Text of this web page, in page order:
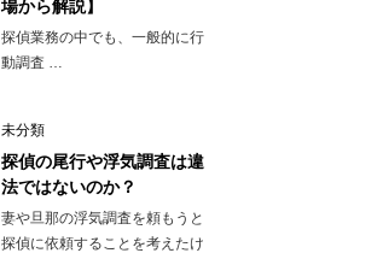
場から解説】
探偵業務の中でも、一般的に行
動調査 …
未分類
探偵の尾行や浮気調査は違
法ではないのか？
妻や旦那の浮気調査を頼もうと
探偵に依頼することを考えたけ